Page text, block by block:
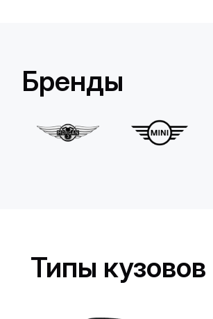
Забронировать сейчас
John Cooper Works Cabrio
Бренды
Типы кузовов